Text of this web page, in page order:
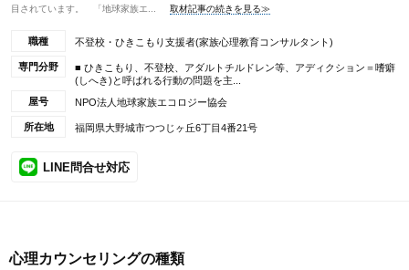
目されています。 「地球家族エ...
取材記事の続きを見る≫
職種 不登校・ひきこもり支援者(家族心理教育コンサルタント)
専門分野
■ ひきこもり、不登校、アダルトチルドレン等、アディクション＝嗜癖
(しへき)と呼ばれる行動の問題を主...
屋号
NPO法人地球家族エコロジー協会
所在地 福岡県大野城市つつじヶ丘6丁目4番21号
LINE問合せ対応
心理カウンセリングの種類